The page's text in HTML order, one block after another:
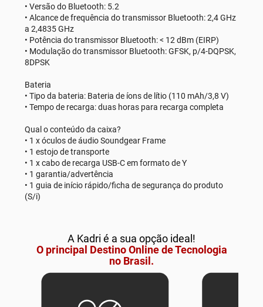
• Versão do Bluetooth: 5.2
• Alcance de frequência do transmissor Bluetooth: 2,4 GHz
a 2,4835 GHz
• Potência do transmissor Bluetooth: < 12 dBm (EIRP)
• Modulação do transmissor Bluetooth: GFSK, p/4-DQPSK,
8DPSK
Bateria
• Tipo da bateria: Bateria de íons de lítio (110 mAh/3,8 V)
• Tempo de recarga: duas horas para recarga completa
Qual o conteúdo da caixa?
• 1 x óculos de áudio Soundgear Frame
• 1 estojo de transporte
• 1 x cabo de recarga USB-C em formato de Y
• 1 garantia/advertência
• 1 guia de início rápido/ficha de segurança do produto
(S/i)
A Kadri é a sua opção ideal!
O principal Destino Online de Tecnologia
no Brasil.